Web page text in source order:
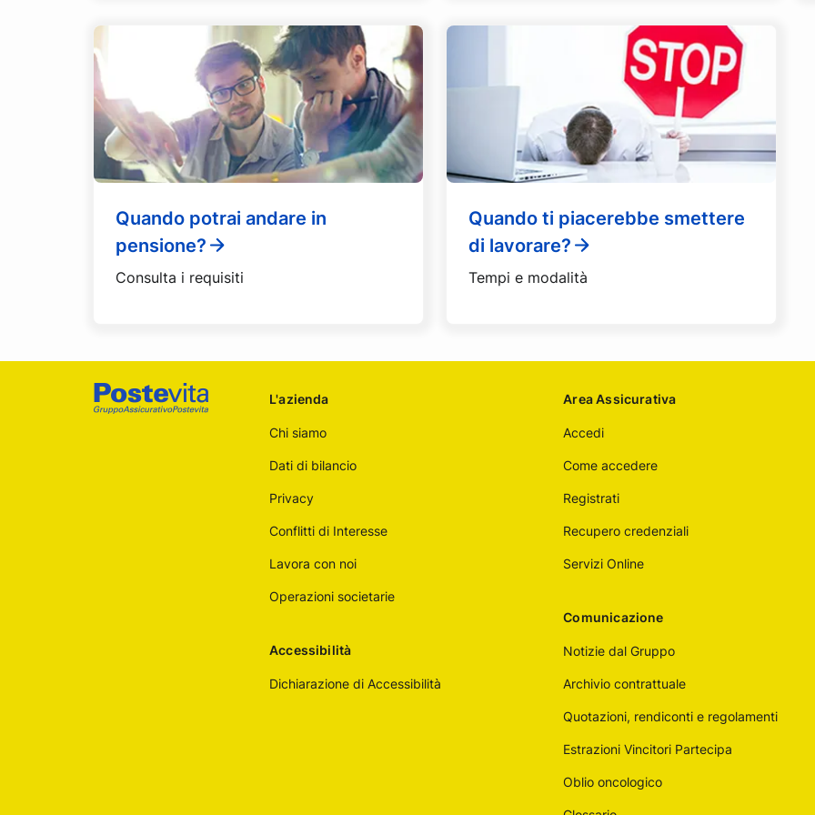
Quando potrai andare in
pensione?
Consulta i requisiti
Quando ti piacerebbe smettere
di lavorare?
Tempi e modalità
Poste
L'azienda
Chi siamo
Dati di bilancio
Privacy
Conflitti di Interesse
Lavora con noi
Operazioni societarie
Accessibilità
Dichiarazione di Accessibilità
Area Assicurativa
Accedi
Come accedere
Registrati
Recupero credenziali
Servizi Online
Comunicazione
Notizie dal Gruppo
Archivio contrattuale
Quotazioni, rendiconti e regolamenti
Estrazioni Vincitori Partecipa
Oblio oncologico